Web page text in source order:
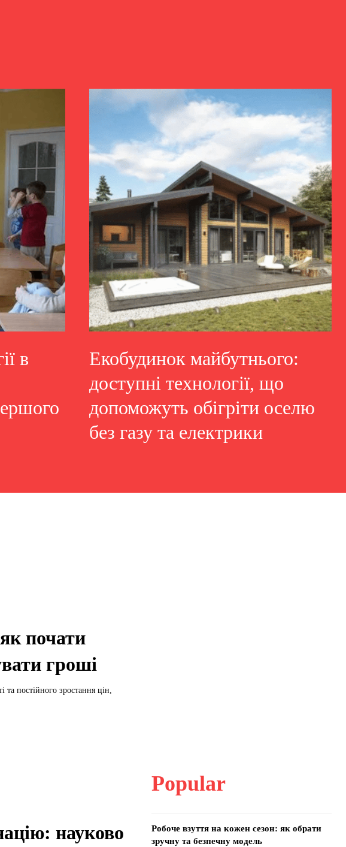
в
Екобудинок майбутнього:
доступні технології, що
допоможуть обігріти оселю
без газу та електрики
почати
гроші
та постійного зростання цін,
науково
Popular
Робоче взуття на кожен сезон: як обрати
зручну та безпечну модель